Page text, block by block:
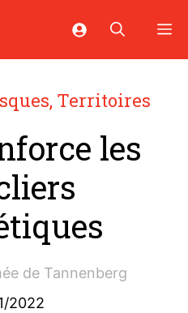
, Territoires
les
de Tannenberg
2022